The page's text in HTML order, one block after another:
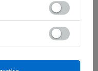
Białka
są obolałe i